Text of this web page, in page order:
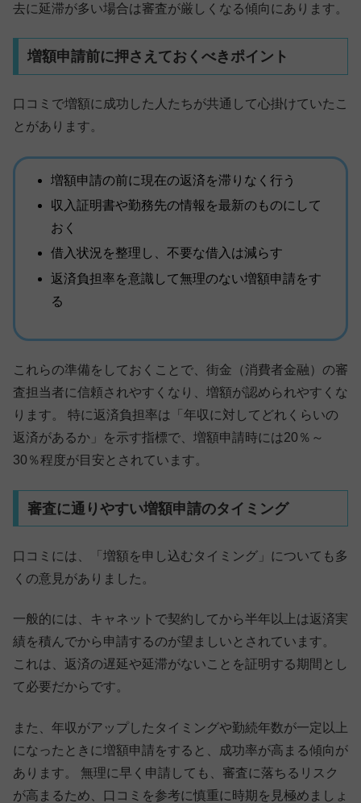
去に延滞が多い場合は審査が厳しくなる傾向にあります。
増額申請前に押さえておくべきポイント
口コミで増額に成功した人たちが共通して心掛けていたこ
とがあります。
増額申請の前に現在の返済を滞りなく行う
収入証明書や勤務先の情報を最新のものにして
おく
借入状況を整理し、不要な借入は減らす
返済負担率を意識して無理のない増額申請をす
る
これらの準備をしておくことで、街金（消費者金融）の審
査担当者に信頼されやすくなり、増額が認められやすくな
ります。 特に返済負担率は「年収に対してどれくらいの
返済があるか」を示す指標で、増額申請時には20％～
30％程度が目安とされています。
審査に通りやすい増額申請のタイミング
口コミには、「増額を申し込むタイミング」についても多
くの意見がありました。
一般的には、キャネットで契約してから半年以上は返済実
績を積んでから申請するのが望ましいとされています。
これは、返済の遅延や延滞がないことを証明する期間とし
て必要だからです。
また、年収がアップしたタイミングや勤続年数が一定以上
になったときに増額申請をすると、成功率が高まる傾向が
あります。 無理に早く申請しても、審査に落ちるリスク
が高まるため、口コミを参考に慎重に時期を見極めましょ